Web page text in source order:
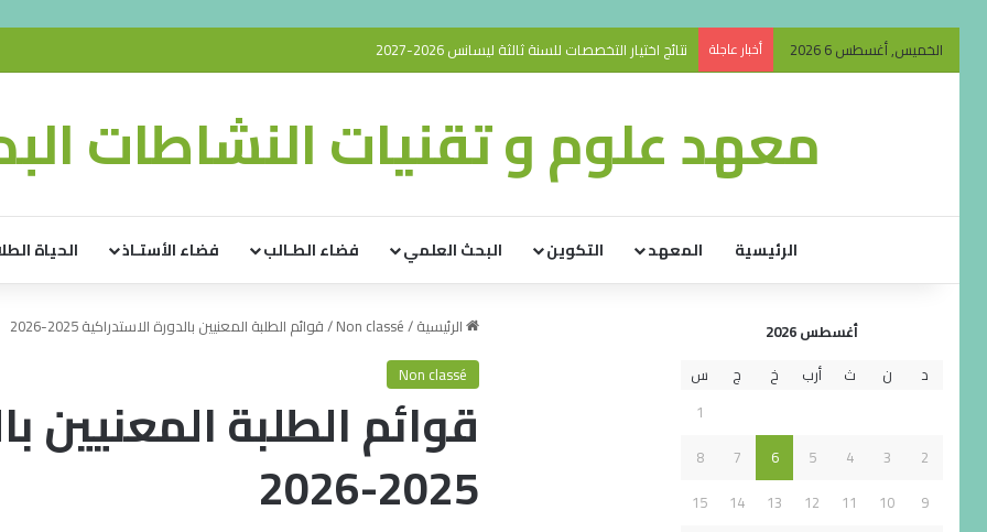
الخميس, أغسطس 6 2026 أخبار عاجلة نتائج اختيار التخصصات للسنة ثالثة ليسانس 2026-2027
معهد علوم و تقنيات النشاطات
الرئيسية المعهد التكوين البحث العلمي فضاء الطـالب فضاء الأستـاذ الحياة
الرئيسية/
Non classé
/قوائم الطلبة المعنيين بالدورة الاستدراكية 2025-2026
Non classé
قوائم الطلبة المعنيين
2025-2026
أغسطس 2026
د
ن ث أرب خ ج
س
1
2
3
4
5
6
7
8
9
10
11
12
13
14
15